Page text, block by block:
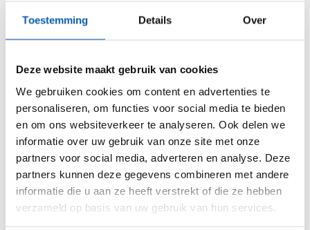
Toestemming Details Over
Deze website maakt gebruik van cookies
We gebruiken cookies om content en advertenties te
personaliseren, om functies voor social media te bieden
en om ons websiteverkeer te analyseren. Ook delen we
informatie over uw gebruik van onze site met onze
partners voor social media, adverteren en analyse. Deze
partners kunnen deze gegevens combineren met andere
informatie die u aan ze heeft verstrekt of die ze hebben
verzameld op basis van uw gebruik van hun services.
weerbaarheid van je organisatie snel, eenvoudig en
betaalbaar met hét Perium platform.
Arjan Kremer
Mede-oprichter Perium
Met een achtergrond in
risicomanagement, ICT
en een passie voor
innovatie, help ik
organisaties om
weerbaar en compliant